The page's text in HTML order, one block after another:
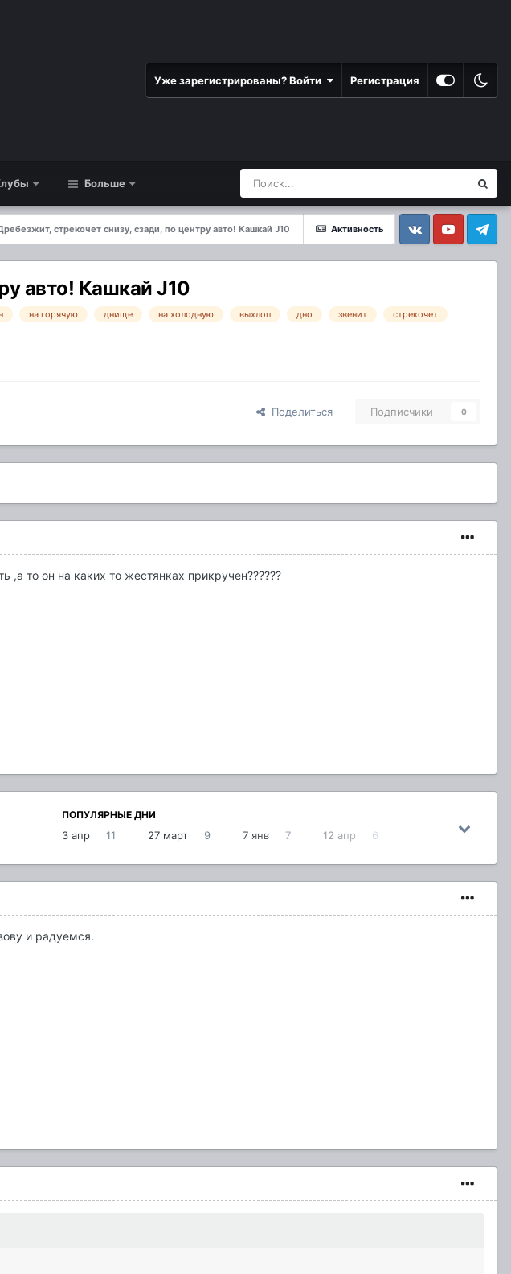
Уже зарегистрированы? Войти Регистрация
Больше
Активность
стрекочет снизу, сзади, по центру авто! Кашкай J10
VkontakteYouTube Telegram
авто! Кашкай J10
на горячую днище на холодную выхлоп дно звенит
стрекочет
Поделиться Подписчики 0
,а то он на каких то жестянках прикручен??????
ПОПУЛЯРНЫЕ ДНИ
3 апр 11 27 март 9 7 янв 7 12 апр 6
и радуемся.